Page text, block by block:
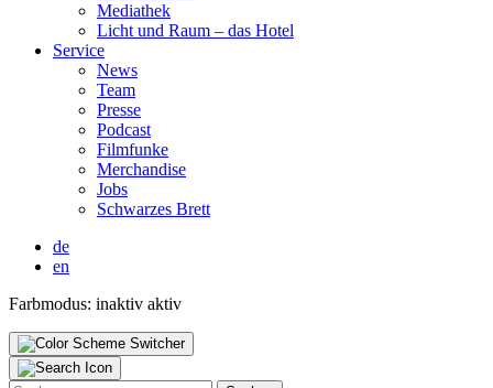
Media­thek
Licht und Raum – das Hotel
Ser­vice
News
Team
Pres­se
Pod­cast
Film­fun­ke
Mer­chan­di­se
Jobs
Schwar­zes Brett
de
en
Farbmodus: inaktiv aktiv